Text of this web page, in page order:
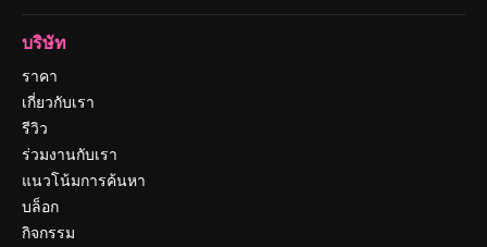
บริษัท
ราคา
เกี่ยวกับเรา
รีวิว
ร่วมงานกับเรา
แนวโน้มการค้นหา
บล็อก
กิจกรรม